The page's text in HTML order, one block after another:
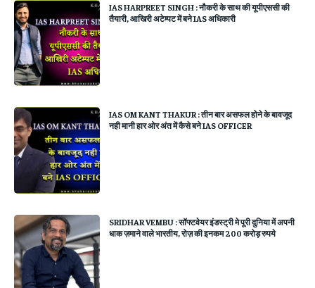
IAS HARPREET SINGH : नौकरी के साथ की यूपीएससी की
तैयारी, आखिरी अटेम्पट में बने IAS अधिकारी
IAS OM KANT THAKUR : तीन बार असफल होने के बावजूद
नही मानी हार ओर अंत में कैसे बने IAS OFFICER
SRIDHAR VEMBU : सॉफ्टवेयर इंडस्ट्री मे पूरी दुनिया में अपनी
धाक ज़माने वाले भारतीय, रोज़ की इनकम 200 करोड़ रुपये